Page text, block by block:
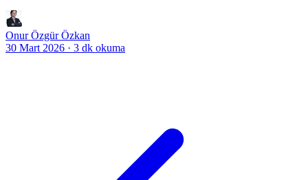
Onur Özgür Özkan
30 Mart 2026 · 3 dk okuma